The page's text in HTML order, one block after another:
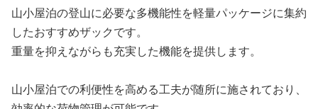
山小屋泊の登山に必要な多機能性を軽量パッケージに集約
したおすすめザックです。
重量を抑えながらも充実した機能を提供します。
山小屋泊での利便性を高める工夫が随所に施されており、